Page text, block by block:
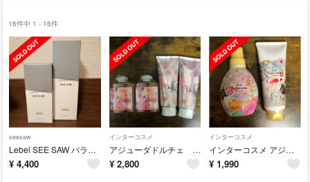
16件中 1 - 16件
seesaw
Lebel SEE SAW バランス シャンプー・トリートメントセット
¥ 4,400
インターコスメ
アジューダドルチェ シャンプー トリートメント
¥ 2,800
インターコスメ
インターコスメ アジューダドルチェ ウル シャンプー トリートメント
¥ 1,990